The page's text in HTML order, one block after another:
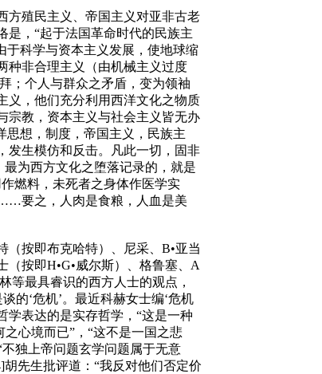
方殖民主义、帝国主义对亚非古老
是，“起于法国革命时代的民族主
于科学与资本主义发展，使地球缩
种非合理主义（由机械主义过度
；个人与群众之矛盾，变为领袖
义，他们充分利用西洋文化之物质
宗教，资本主义与社会主义皆无办
思想，制度，帝国主义，民族主
发生模仿和反击。凡此一切，固非
为西方文化之堕落记录的，就是
燃料，未死者之身体作医学实
要之，人肉是食粮，人血是美
按即布克哈特）、尼采、B•亚当
按即H•G•威尔斯）、格鲁塞、A
等最具睿识的西方人士的观点，
的‘危机’。最近科赫女士编‘危机
学表达的是实存哲学，“这是一种
心境而已”，“这不是一国之悲
独上帝问题玄学问题属于无意
先生批评道：“我反对他们否定价